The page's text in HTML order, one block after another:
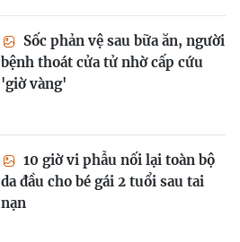
Sốc phản vệ sau bữa ăn, người
bệnh thoát cửa tử nhờ cấp cứu
'giờ vàng'
10 giờ vi phẫu nối lại toàn bộ
da đầu cho bé gái 2 tuổi sau tai
nạn